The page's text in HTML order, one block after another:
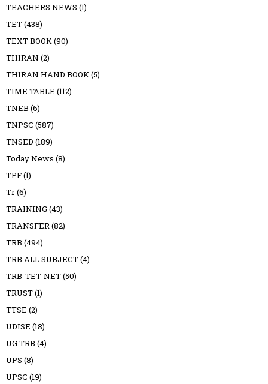
TEACHERS NEWS (1)
TET(438)
TEXT BOOK(90)
THIRAN (2)
THIRAN HAND BOOK(5)
TIME TABLE (112)
TNEB (6)
TNPSC (587)
TNSED (189)
Today News (8)
TPF(1)
Tr(6)
TRAINING (43)
TRANSFER(82)
TRB (494)
TRB ALL SUBJECT(4)
TRB-TET-NET(50)
TRUST(1)
TTSE (2)
UDISE (18)
UG TRB (4)
UPS (8)
UPSC (19)